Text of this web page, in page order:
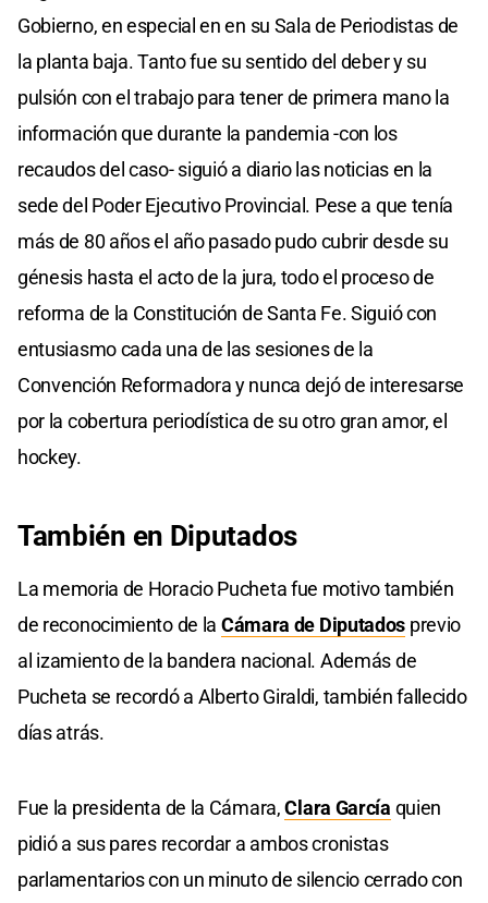
Gobierno, en especial en en su Sala de Periodistas de
la planta baja. Tanto fue su sentido del deber y su
pulsión con el trabajo para tener de primera mano la
información que durante la pandemia -con los
recaudos del caso- siguió a diario las noticias en la
sede del Poder Ejecutivo Provincial. Pese a que tenía
más de 80 años el año pasado pudo cubrir desde su
génesis hasta el acto de la jura, todo el proceso de
reforma de la Constitución de Santa Fe. Siguió con
entusiasmo cada una de las sesiones de la
Convención Reformadora y nunca dejó de interesarse
por la cobertura periodística de su otro gran amor, el
hockey.
También en Diputados
La memoria de Horacio Pucheta fue motivo también
de reconocimiento de la Cámara de Diputados previo
al izamiento de la bandera nacional. Además de
Pucheta se recordó a Alberto Giraldi, también fallecido
días atrás.
Fue la presidenta de la Cámara,Clara García quien
pidió a sus pares recordar a ambos cronistas
parlamentarios con un minuto de silencio cerrado con